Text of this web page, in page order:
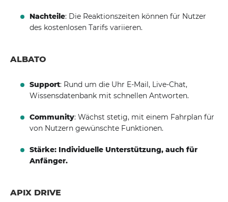
Nachteile: Die Reaktionszeiten können für Nutzer
des kostenlosen Tarifs variieren.
ALBATO
Support: Rund um die Uhr E-Mail, Live-Chat,
Wissensdatenbank mit schnellen Antworten.
Community: Wächst stetig, mit einem Fahrplan für
von Nutzern gewünschte Funktionen.
Stärke: Individuelle Unterstützung, auch für
Anfänger.
APIX DRIVE